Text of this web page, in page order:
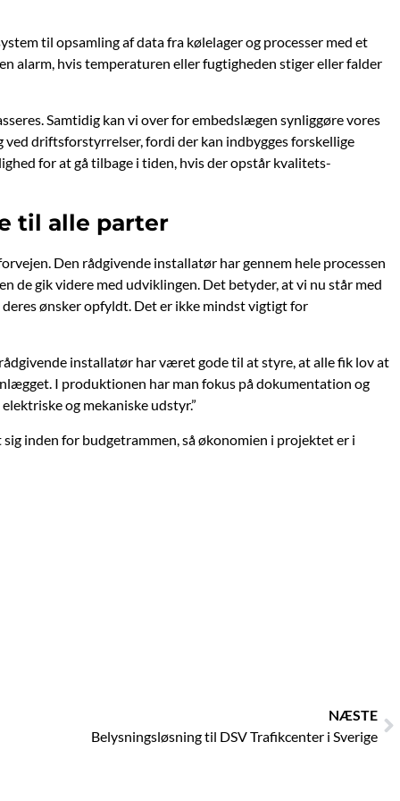
til opsamling af data fra kølelager og processer med et
alarm, hvis temperaturen eller fugtigheden stiger eller falder
Samtidig kan vi over for embedslægen synliggøre vores
driftsforstyrrelser, fordi der kan indbygges forskellige
for at gå tilbage i tiden, hvis der opstår kvalitets-
til alle parter
Den rådgivende installatør har gennem hele processen
de gik videre med udviklingen. Det betyder, at vi nu står med
ønsker opfyldt. Det er ikke mindst vigtigt for
installatør har været gode til at styre, at alle fik lov at
I produktionen har man fokus på dokumentation og
og mekaniske udstyr.”
inden for budgetrammen, så økonomien i projektet er i
NÆSTE
Belysningsløsning til DSV Trafikcenter i Sverige